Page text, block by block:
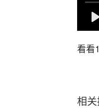
看看
相